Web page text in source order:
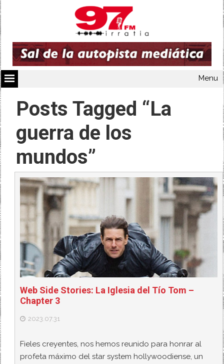
Menu
Posts Tagged “La
guerra de los
mundos”
Web Side Stories: La Iglesia del Tío Tom –
Chapter 3
2023.07.31
Fieles creyentes, nos hemos reunido para honrar al
profeta máximo del star system hollywoodiense, un